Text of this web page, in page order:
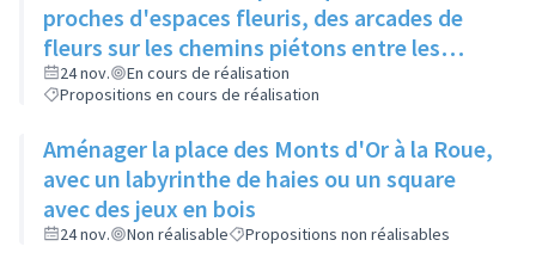
proches d'espaces fleuris, des arcades de
fleurs sur les chemins piétons entre les
immeubles
24 nov.
En cours de réalisation
Propositions en cours de réalisation
Aménager la place des Monts d'Or à la Roue,
avec un labyrinthe de haies ou un square
avec des jeux en bois
24 nov. Non réalisable Propositions non réalisables